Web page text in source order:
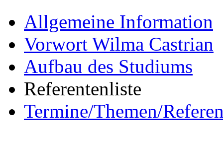
Allgemeine Information
Vorwort Wilma Castrian
Aufbau des Studiums
Referentenliste
Termine/Themen/